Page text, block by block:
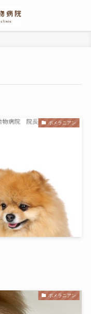
ポメラニアン
ポメラニアン